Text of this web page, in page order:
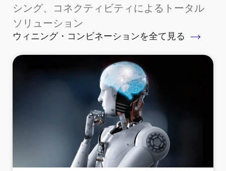
シング、コネクティビティによるトータル
ソリューション
ウィニング・コンビネーションを全て見る